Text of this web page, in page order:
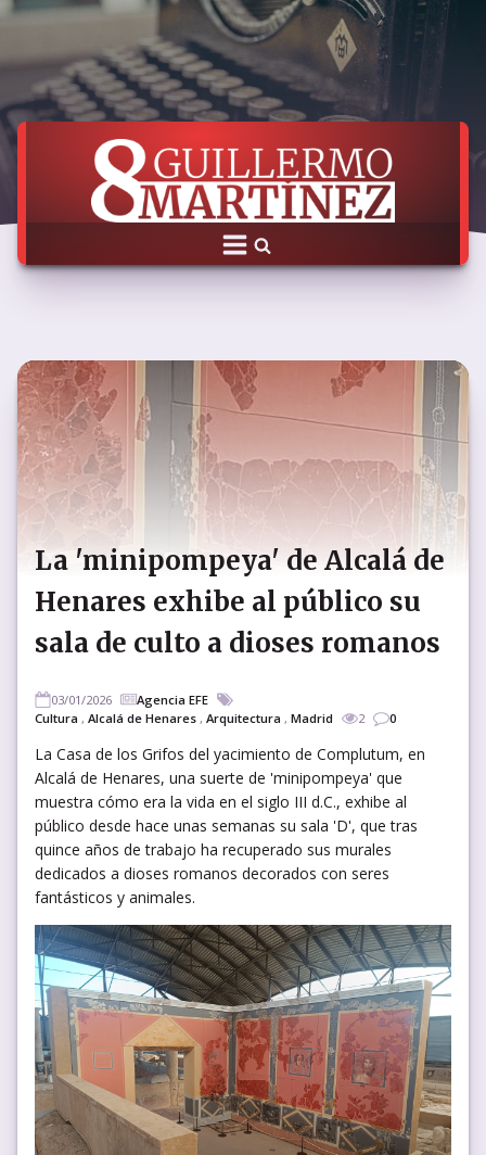
La 'minipompeya' de Alcalá de
Henares exhibe al público su
sala de culto a dioses romanos
03/01/2026
Agencia EFE
Cultura , Alcalá de Henares , Arquitectura , Madrid 2 0
La Casa de los Grifos del yacimiento de Complutum, en
Alcalá de Henares, una suerte de 'minipompeya' que
muestra cómo era la vida en el siglo III d.C., exhibe al
público desde hace unas semanas su sala 'D', que tras
quince años de trabajo ha recuperado sus murales
dedicados a dioses romanos decorados con seres
fantásticos y animales.